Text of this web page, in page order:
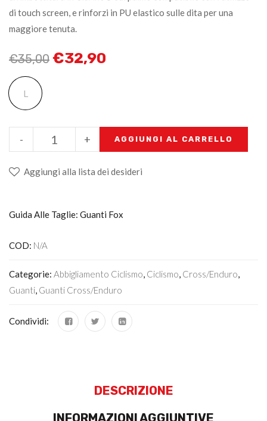
di touch screen, e rinforzi in PU elastico sulle dita per una
maggiore tenuta.
€35,00 €32,90
L
+
- AGGIUNGI AL CARRELLO
Aggiungi alla lista dei desideri
Guida Alle Taglie: Guanti Fox
COD: N/A
Categorie: Abbigliamento Ciclismo, Ciclismo, Cross/Enduro,
Guanti, Guanti Cross/enduro
Condividi:
DESCRIZIONE
INFORMAZIONI AGGIUNTIVE